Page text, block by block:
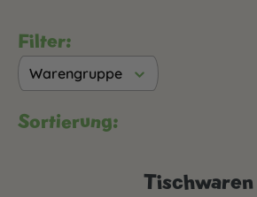
Filter:
Warengruppe
Sortierung:
Tischwaren